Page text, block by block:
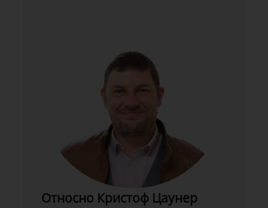
Относно Кристоф Цаунер